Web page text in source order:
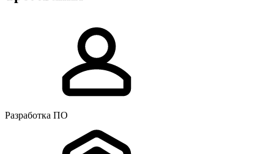
Разработка ПО